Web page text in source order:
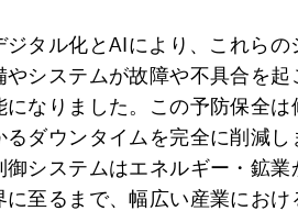
ジタル化とAIにより、これら
やシステムが故障や不具合を
になりました。この予防保全
るダウンタイムを完全に削減
御システムはエネルギー・鉱
に至るまで、幅広い産業にお